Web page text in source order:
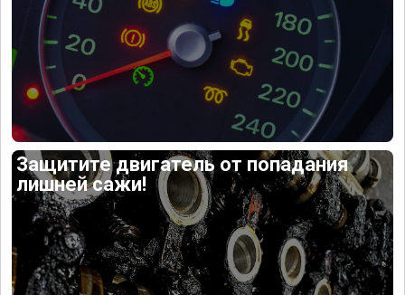
Защитите двигатель от попадания
лишней сажи!